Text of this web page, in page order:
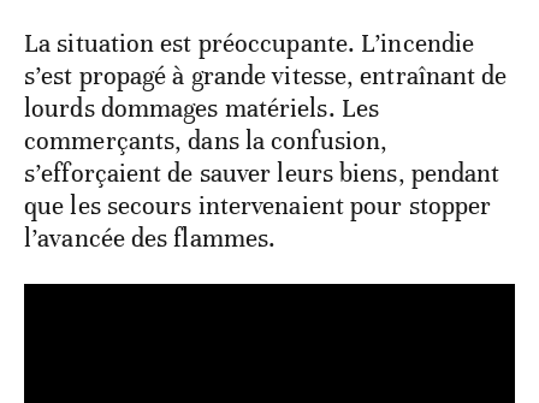
La situation est préoccupante. L’incendie
s’est propagé à grande vitesse, entraînant de
lourds dommages matériels. Les
commerçants, dans la confusion,
s’efforçaient de sauver leurs biens, pendant
que les secours intervenaient pour stopper
l’avancée des flammes.